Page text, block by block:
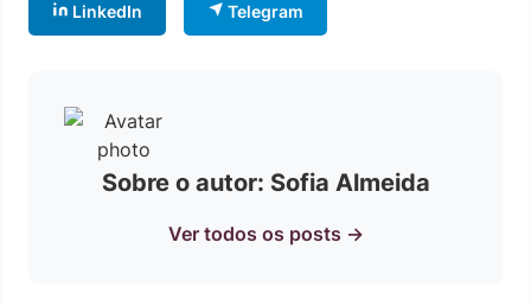
LinkedIn Telegram
Sobre o autor: Sofia Almeida
Ver todos os posts →